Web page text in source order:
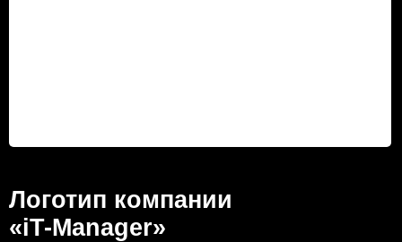
Логотип компании
«iT-Manager»